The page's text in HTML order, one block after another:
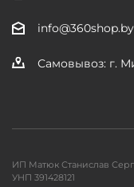
info@360shop.by
Самовывоз: г.
ИП Матюк Станислав
УНП 391428121